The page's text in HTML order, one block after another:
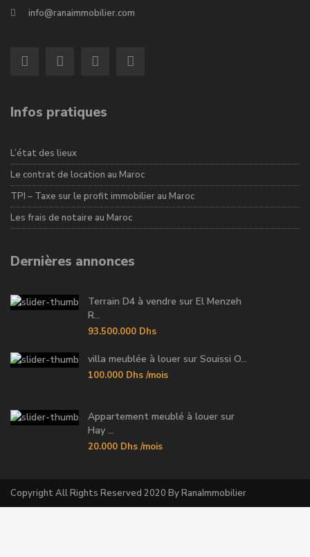
info@ranaimmobilier.com
Infos pratiques
L’état des lieux
Le contrat de location au Maroc
TPI – Taxe sur le profit immobilier au Maroc
Les frais de notaire au Maroc
Dernières annonces
Terrain D4 à vendre sur El Menzeh
R...
93.500.000 Dhs
villa meublée à louer sur Souissi O...
100.000 Dhs /mois
Appartement meublé à louer sur
Hay ...
20.000 Dhs /mois
Copyright All Rights Reserved 2020 By RanaImmobilier